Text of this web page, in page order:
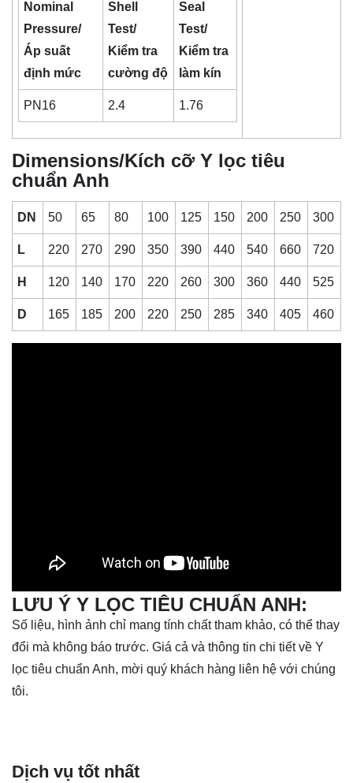
Nominal
Pressure/
Áp suất
định mức
Shell
Test/
Kiểm tra
cường độ
Seal
Test/
Kiểm tra
làm kín
PN16 2.4 1.76
Dimensions/Kích cỡ Y lọc tiêu
chuẩn Anh
DN 50 65 80 100 125 150 200 250 300
L 220 270 290 350 390 440 540 660 720
H 120 140 170 220 260 300 360 440 525
D 165 185 200 220 250 285 340 405 460
LƯU Ý Y LỌC TIÊU CHUẨN ANH:
Số liệu, hình ảnh chỉ mang tính chất tham khảo, có thể thay
đổi mà không báo trước. Giá cả và thông tin chi tiết về Y
lọc tiêu chuẩn Anh, mời quý khách hàng liên hệ với chúng
tôi.
Dịch vụ tốt nhất